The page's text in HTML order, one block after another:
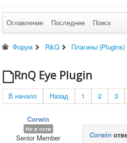
Оглавление Последнее Поиск
Форум R&Q Плагины (Plugins)
RnQ Eye Plugin
В начало Назад 1 2 3
Corwin
Не в сети
Senior Member Corwin